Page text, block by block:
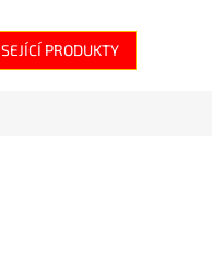
PRODUKTY